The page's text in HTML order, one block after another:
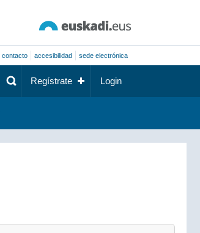
contacto accesibilidad sede electrónica
Regístrate Login